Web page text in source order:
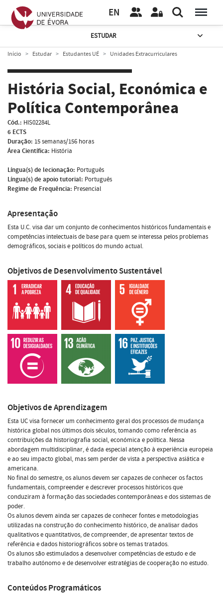
EN
ESTUDAR
Início Estudar Estudantes UÉ Unidades Extracurriculares
História Social, Económica e
Política Contemporânea
Cód.: HIS02284L
6 ECTS
Duração: 15 semanas/156 horas
Área Científica: História
Língua(s) de lecionação: Português
Língua(s) de apoio tutorial: Português
Regime de Frequência: Presencial
Apresentação
Esta U.C. visa dar um conjunto de conhecimentos históricos fundamentais e
competências intelectuais de base para quem se interessa pelos problemas
demográficos, sociais e políticos do mundo actual.
Objetivos de Desenvolvimento Sustentável
Objetivos de Aprendizagem
Esta UC visa fornecer um conhecimento geral dos processos de mudança
histórica global nos últimos dois séculos, tomando como referência as
contribuições da historiografia social, económica e política. Nessa
abordagem multidisciplinar, é dada especial atenção à experiência europeia
e ao seu impacto global, mas sem perder de vista a perspectiva asiática e
americana.
No final do semestre, os alunos devem ser capazes de conhecer os factos
fundamentais, compreender e descrever processos históricos que
conduziram à formação das sociedades contemporâneas e dos sistemas de
poder.
Os alunos devem ainda ser capazes de conhecer fontes e metodologias
utilizadas na construção do conhecimento histórico, de analisar dados
qualitativos e quantitativos, de compreender, de apresentar textos de
referência e dados historiográficos sobre os temas tratados.
Os alunos são estimulados a desenvolver competências de estudo e de
trabalho autónomo e de desenvolver estratégias de cooperação no estudo.
Conteúdos Programáticos